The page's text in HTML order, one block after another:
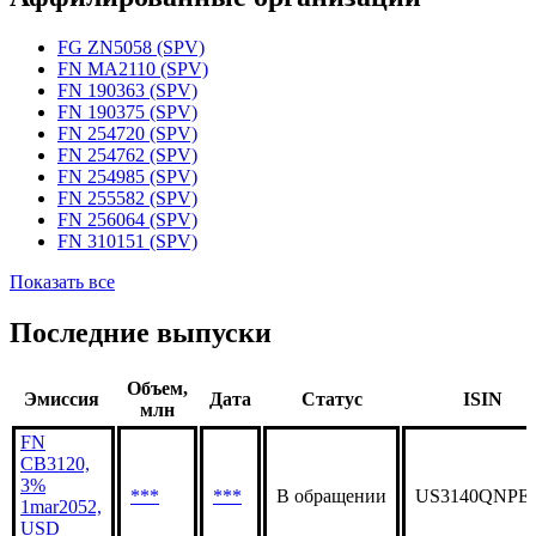
FG ZN5058 (SPV)
FN MA2110 (SPV)
FN 190363 (SPV)
FN 190375 (SPV)
FN 254720 (SPV)
FN 254762 (SPV)
FN 254985 (SPV)
FN 255582 (SPV)
FN 256064 (SPV)
FN 310151 (SPV)
Показать все
Последние выпуски
Эмиссия
Объем,
млн
Дата Статус ISIN
FN
CB3120,
3%
1mar2052,
USD
*** *** В обращении